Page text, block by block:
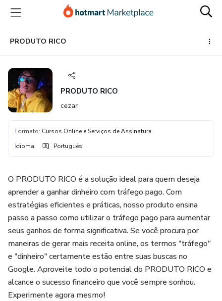
para
conteúdo
principal
para
pagamento
para
rodapé
PRODUTO RICO
PRODUTO RICO
cezar
Formato: Cursos Online e Serviços de Assinatura
Idioma: Português
O PRODUTO RICO é a solução ideal para quem deseja
aprender a ganhar dinheiro com tráfego pago. Com
estratégias eficientes e práticas, nosso produto ensina
passo a passo como utilizar o tráfego pago para aumentar
seus ganhos de forma significativa. Se você procura por
maneiras de gerar mais receita online, os termos "tráfego"
e "dinheiro" certamente estão entre suas buscas no
Google. Aproveite todo o potencial do PRODUTO RICO e
alcance o sucesso financeiro que você sempre sonhou.
Experimente agora mesmo!